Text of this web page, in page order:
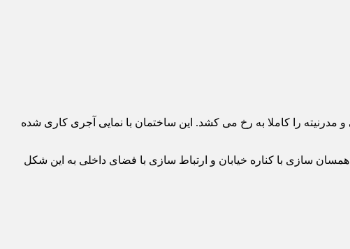
را کاملا به رخ می کشد. این ساختمان با نمایی آجری کاری شده
سازی با کناره خیابان و ارتباط سازی با فضای داخلی به این شکل